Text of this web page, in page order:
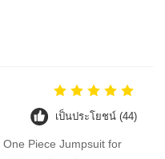
เป็นประโยชน์ (44)
Piece Jumpsuit for